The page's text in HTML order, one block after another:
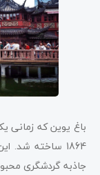
باغ یوین که
1864 ساخته
جاذبه گردشگری